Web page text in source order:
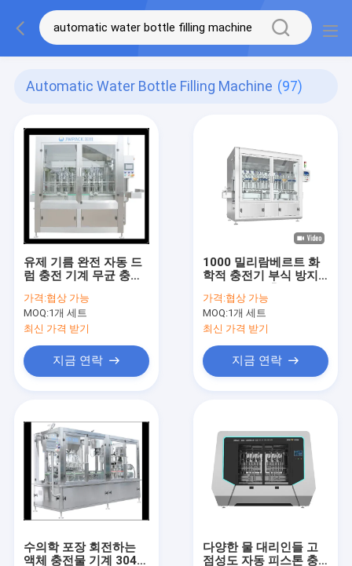
Automatic Water Bottle Filling Machine (97)
유제 기름 완전 자동 드
럼 충전 기계 무균 충전
가격:협상 가능
MOQ:1개 세트
최신 가격 받기
지금 연락
1000 밀리람베르트 화
학적 충전기 부식 방지
가격:협상 가능
MOQ:1개 세트
최신 가격 받기
지금 연락
수의학 포장 회전하는
액체 충전물 기계 304
다양한 물 대리인들 고
점성도 자동 피스톤 충